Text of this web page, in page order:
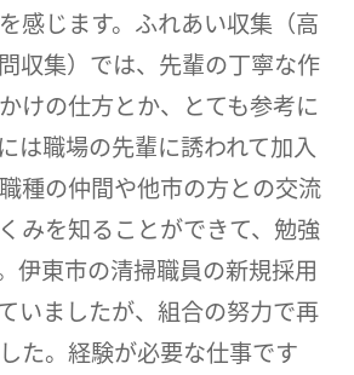
感じます。ふれあい収集（高
収集）では、先輩の丁寧な作
けの仕方とか、とても参考に
は職場の先輩に誘われて加入
種の仲間や他市の方との交流
みを知ることができて、勉強
伊東市の清掃職員の新規採用
いましたが、組合の努力で再
た。経験が必要な仕事です